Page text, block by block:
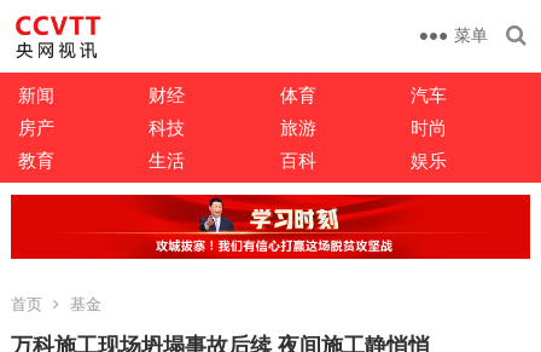
菜单
新闻 财经 体育
汽车
房产
科技 旅游
时尚
教育
生活 百科 娱乐
首页 基金
万科施工现场坍塌事故后续 夜间施工静悄悄